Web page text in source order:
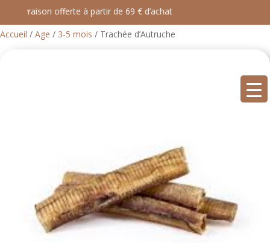
Livraison offerte à partir de 69 € d’achat
Accueil / Age / 3-5 mois / Trachée d’Autruche